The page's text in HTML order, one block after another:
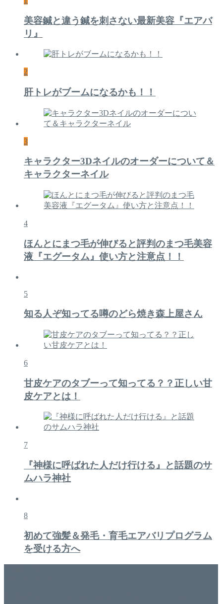
美容鍼と違う鍼を刺さない最新美容『エアバ
リ』
2
肝トレがブームになるかも！！
3
キャラクター3Dネイルのオーダーについて＆
キャラクターネイル
4
ほんとにまつ毛が伸びると評判のまつ毛美容
液『エグータム』使い方と注意点！！
5
知る人ぞ知ってる噂のどら焼き森上屋さん
6
甘皮ケアのタブーって知ってる？？正しい甘
皮ケアとは！
7
『神様に呼ばれた人だけ行ける』と話題のサ
ムハラ神社
8
初めて強髪＆発毛・育毛エアバリプログラム
を受ける方へ